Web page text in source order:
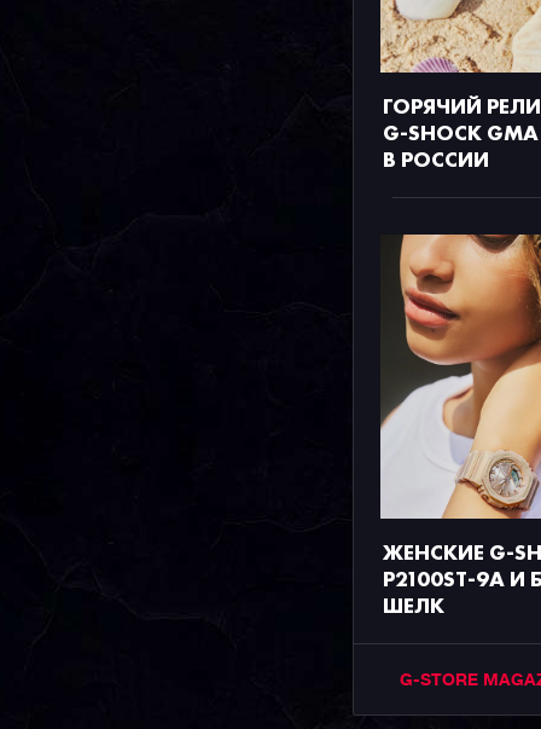
ГОРЯЧИЙ
G-SHOCK
В РОССИИ
ЖЕНСКИЕ G-
P2100ST-9A
ШЕЛК
G-STORE